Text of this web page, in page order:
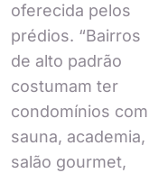
oferecida pelos
prédios. “Bairros
de alto padrão
costumam ter
condomínios com
sauna, academia,
salão gourmet,